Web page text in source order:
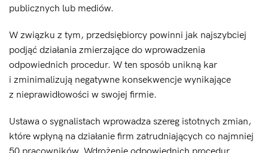
publicznych lub mediów.
W związku z tym, przedsiębiorcy powinni jak najszybciej
podjąć działania zmierzające do wprowadzenia
odpowiednich procedur. W ten sposób unikną kar
i zminimalizują negatywne konsekwencje wynikające
z nieprawidłowości w swojej firmie.
Ustawa o sygnalistach wprowadza szereg istotnych zmian,
które wpłyną na działanie firm zatrudniających co najmniej